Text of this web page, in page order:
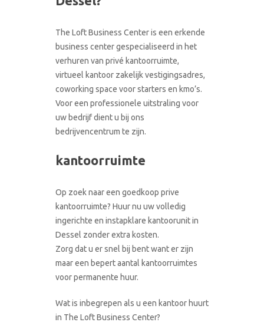
The Loft Business Center is een erkende
business center gespecialiseerd in het
verhuren van privé kantoorruimte,
virtueel kantoor zakelijk vestigingsadres,
coworking space voor starters en kmo’s.
Voor een professionele uitstraling voor
uw bedrijf dient u bij ons
bedrijvencentrum te zijn.
kantoorruimte
Op zoek naar een goedkoop prive
kantoorruimte? Huur nu uw volledig
ingerichte en instapklare kantoorunit in
Dessel zonder extra kosten.
Zorg dat u er snel bij bent want er zijn
maar een bepert aantal kantoorruimtes
voor permanente huur.
Wat is inbegrepen als u een kantoor huurt
in The Loft Business Center?